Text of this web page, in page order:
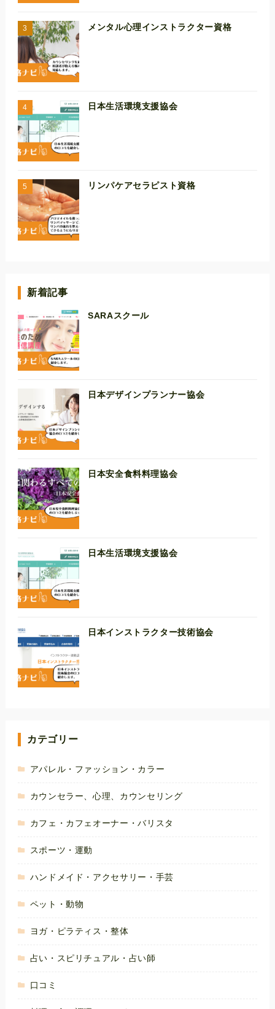
メンタル心理インストラクター資格
日本生活環境支援協会
リンパケアセラピスト資格
新着記事
SARAスクール
日本デザインプランナー協会
日本安全食料料理協会
日本生活環境支援協会
日本インストラクター技術協会
カテゴリー
アパレル・ファッション・カラー
カウンセラー、心理、カウンセリング
カフェ・カフェオーナー・バリスタ
スポーツ・運動
ハンドメイド・アクセサリー・手芸
ペット・動物
ヨガ・ピラティス・整体
占い・スピリチュアル・占い師
口コミ